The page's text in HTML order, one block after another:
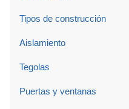
Tipos de construcción
Aislamiento
Tegolas
Puertas y ventanas